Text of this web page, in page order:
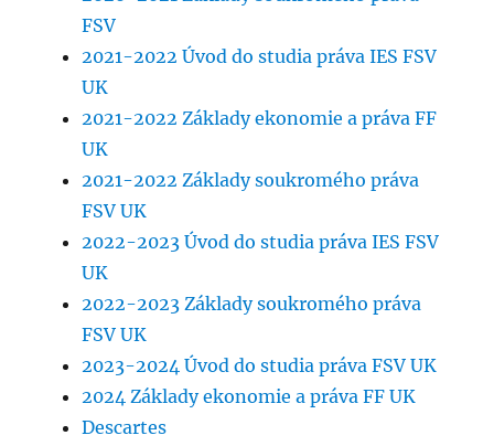
FSV
2021-2022 Úvod do studia práva IES FSV
UK
2021-2022 Základy ekonomie a práva FF
UK
2021-2022 Základy soukromého práva
FSV UK
2022-2023 Úvod do studia práva IES FSV
UK
2022-2023 Základy soukromého práva
FSV UK
2023-2024 Úvod do studia práva FSV UK
2024 Základy ekonomie a práva FF UK
Descartes